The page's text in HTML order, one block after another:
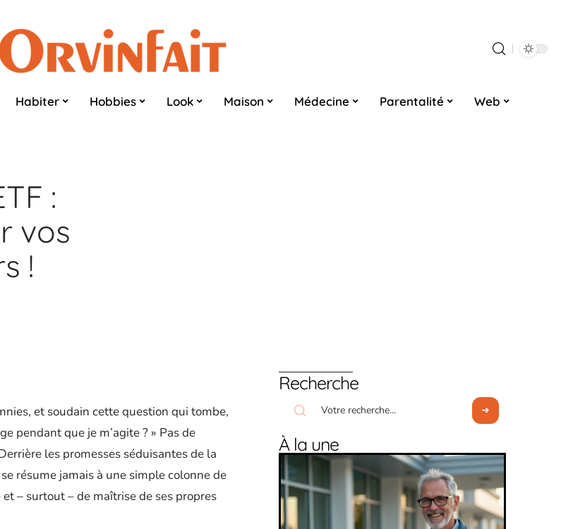
Habiter Hobbies Look Maison Médecine Parentalité Web
:
vos
!
et soudain cette question qui tombe,
pendant que je m’agite ? » Pas de
les promesses séduisantes de la
résume jamais à une simple colonne de
– surtout – de maîtrise de ses propres
Recherche
À la une